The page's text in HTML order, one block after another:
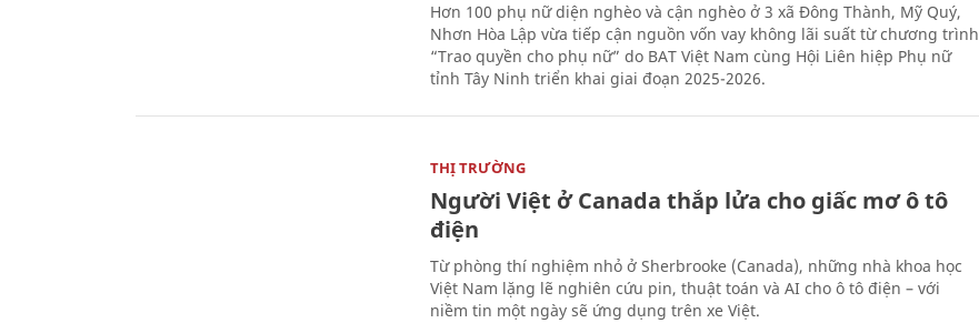
Hơn 100 phụ nữ diện nghèo và cận nghèo ở 3 xã Đông Thành, Mỹ Quý,
Nhơn Hòa Lập vừa tiếp cận nguồn vốn vay không lãi suất từ chương trình
“Trao quyền cho phụ nữ” do BAT Việt Nam cùng Hội Liên hiệp Phụ nữ
tỉnh Tây Ninh triển khai giai đoạn 2025-2026.
THỊ TRƯỜNG
Người Việt ở Canada thắp lửa cho giấc mơ ô tô
điện
Từ phòng thí nghiệm nhỏ ở Sherbrooke (Canada), những nhà khoa học
Việt Nam lặng lẽ nghiên cứu pin, thuật toán và AI cho ô tô điện – với
niềm tin một ngày sẽ ứng dụng trên xe Việt.